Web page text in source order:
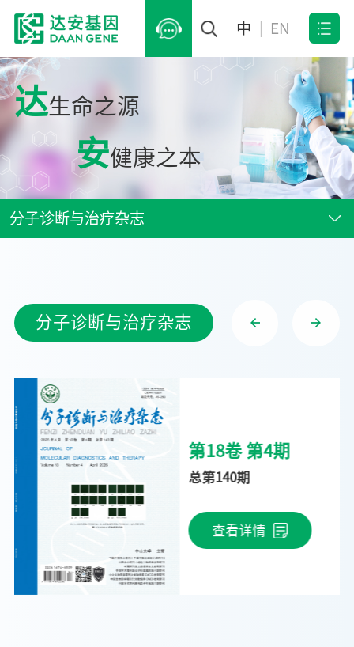
中 EN
达生命之源
安健康之本
分子诊断与治疗杂志
分子诊断与治疗杂志
第18卷 第4期
总第140期
查看详情